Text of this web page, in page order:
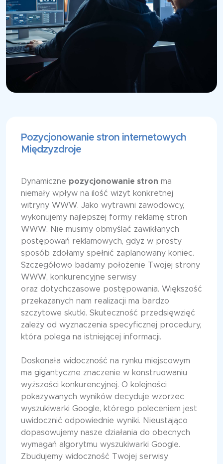
Pozycjonowanie stron internetowych
Międzyzdroje
Dynamiczne pozycjonowanie stron ma
niemały wpływ na ilość wizyt konkretnej
witryny WWW. Jako wytrawni zawodowcy,
wykonujemy najlepszej formy reklamę stron
WWW. Nie musimy obmyślać zawikłanych
postępowań reklamowych, gdyż w prosty
sposób zdołamy spełnić zaplanowany koniec.
Szczegółowo badamy położenie Twojej strony
WWW, konkurencyjne serwisy
oraz dotychczasowe postępowania. Większość
przekazanych nam realizacji ma bardzo
szczytowe skutki. Skuteczność przedsięwzięć
zależy od wyznaczenia specyficznej procedury,
która polega na istniejącej informacji.
Doskonała widoczność na rynku miejscowym
ma gigantyczne znaczenie w konstruowaniu
wyższości konkurencyjnej. O kolejności
pokazywanych wyników decyduje wzorzec
wyszukiwarki Google, którego poleceniem jest
uwidocznić odpowiednie wyniki. Nieustająco
dopasowujemy nasze działania do obecnych
wymagań algorytmu wyszukiwarki Google.
Zbudujemy widoczność Twojej serwisy